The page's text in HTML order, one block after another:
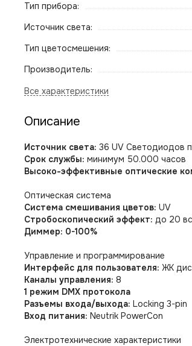
Тип прибора:
Источник света:
Тип цветосмешения:
Производитель:
Описание
Источник света: 36 UV Светодиодов
Срок службы: минимум 50.000 часов
Высоко-эффективные оптические
Оптическая система
Система смешивания цветов: UV
Стробоскопический эффект: до 20
Диммер: 0-100%
Управление и программирование
Интерфейс для пользователя: ЖК
Каналы управления: 8
1 режим DMX протокола
Разъемы входа/выхода: Locking 3-pin
Вход питания: Neutrik PowerCon
Электротехнические характеристики